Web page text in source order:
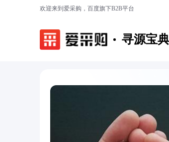
欢迎来到爱采购，百度旗下B2B平台
寻源宝典